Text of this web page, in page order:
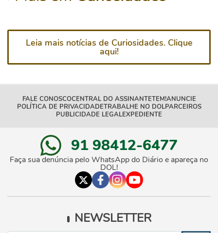
Leia mais notícias de Curiosidades. Clique
aqui!
FALE CONOSCOCENTRAL DO ASSINANTETEM!ANUNCIE
POLÍTICA DE PRIVACIDADETRABALHE NO DOLPARCEIROS
PUBLICIDADE LEGALEXPEDIENTE
91 98412-6477
Faça sua denúncia pelo WhatsApp do Diário e apareça no
DOL!
NEWSLETTER